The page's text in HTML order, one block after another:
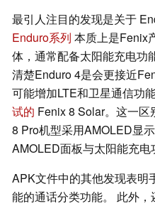
最引人注目的发现是关于
Enduro系列 本质上是Fenix
体，通常配备太阳能充电功
清楚Enduro 4是会更接近
可能增加LTE和卫星通信
试的 Fenix 8 Solar。这一
8 Pro机型采用AMOLED显
AMOLED面板与太阳能充电
APK文件中的其他发现表明
能的通话分类功能。 此外